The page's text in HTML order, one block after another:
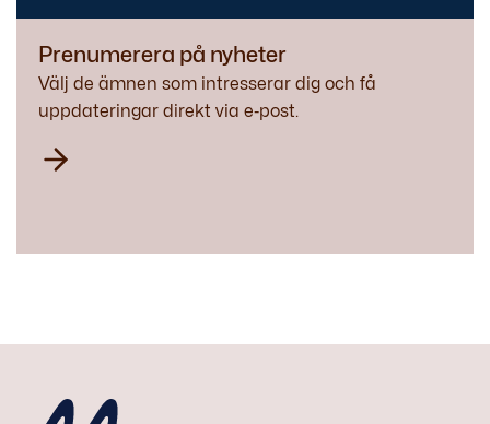
Prenumerera på nyheter
Välj de ämnen som intresserar dig och få
uppdateringar direkt via e‑post.